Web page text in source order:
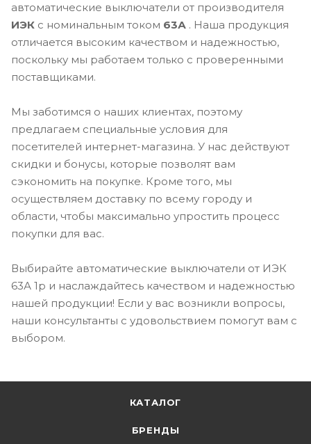
автоматические выключатели от производителя
ИЭК с номинальным током 63А . Наша продукция
отличается высоким качеством и надежностью,
поскольку мы работаем только с проверенными
поставщиками.
Мы заботимся о наших клиентах, поэтому
предлагаем специальные условия для
посетителей интернет-магазина. У нас действуют
скидки и бонусы, которые позволят вам
сэкономить на покупке. Кроме того, мы
осуществляем доставку по всему городу и
области, чтобы максимально упростить процесс
покупки для вас.
Выбирайте автоматические выключатели от ИЭК
63А 1p и наслаждайтесь качеством и надежностью
нашей продукции! Если у вас возникли вопросы,
наши консультанты с удовольствием помогут вам с
выбором.
КАТАЛОГ
БРЕНДЫ